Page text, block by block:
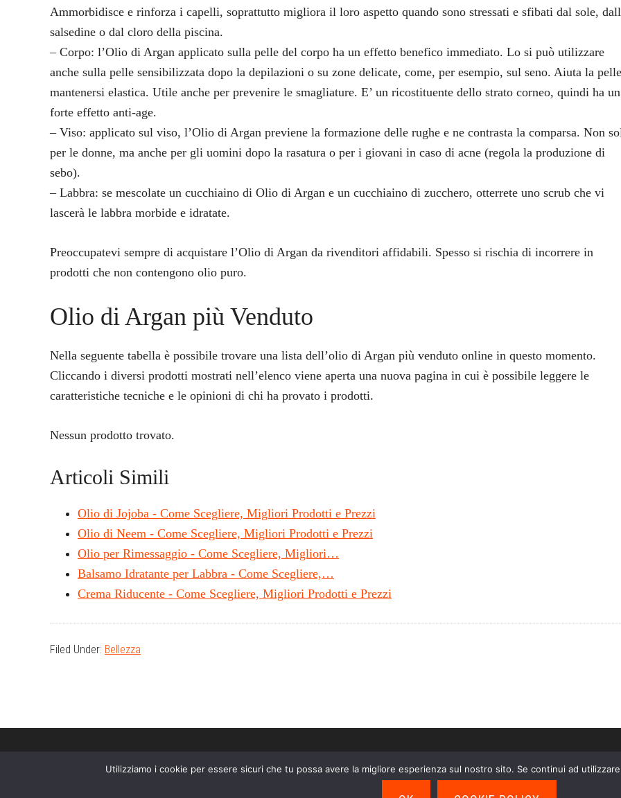
Ammorbidisce e rinforza i capelli, soprattutto migliora il loro aspetto quando sono stressati e sfibati dal sole,
salsedine o dal cloro della piscina.
– Corpo: l’Olio di Argan applicato sulla pelle del corpo ha un effetto benefico immediato. Lo si può utilizzare
anche sulla pelle sensibilizzata dopo la depilazioni o su zone delicate, come, per esempio, sul seno. Aiuta la
mantenersi elastica. Utile anche per prevenire le smagliature. E’ un ricostituente dello strato corneo, quindi ha un
forte effetto anti-age.
– Viso: applicato sul viso, l’Olio di Argan previene la formazione delle rughe e ne contrasta la comparsa. Non
per le donne, ma anche per gli uomini dopo la rasatura o per i giovani in caso di acne (regola la produzione di
sebo).
– Labbra: se mescolate un cucchiaino di Olio di Argan e un cucchiaino di zucchero, otterrete uno scrub che vi
lascerà le labbra morbide e idratate.
Preoccupatevi sempre di acquistare l’Olio di Argan da rivenditori affidabili. Spesso si rischia di incorrere in
prodotti che non contengono olio puro.
Olio di Argan più Venduto
Nella seguente tabella è possibile trovare una lista dell’olio di Argan più venduto online in questo momento.
Cliccando i diversi prodotti mostrati nell’elenco viene aperta una nuova pagina in cui è possibile leggere le
caratteristiche tecniche e le opinioni di chi ha provato i prodotti.
Nessun prodotto trovato.
Articoli Simili
Olio di Jojoba - Come Scegliere, Migliori Prodotti e Prezzi
Olio di Neem - Come Scegliere, Migliori Prodotti e Prezzi
Olio per Rimessaggio - Come Scegliere, Migliori…
Balsamo Idratante per Labbra - Come Scegliere,…
Crema Riducente - Come Scegliere, Migliori Prodotti e Prezzi
Filed Under: Bellezza
Il sito partecipa a programmi di affiliazione come il Programma Affiliazione Amazon EU, un programma di affiliazione che permette ai siti web di
Utilizziamo i cookie per essere sicuri che tu possa avere la migliore esperienza sul nostro sito. Se continui ad